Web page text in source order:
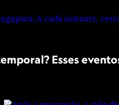
Esses